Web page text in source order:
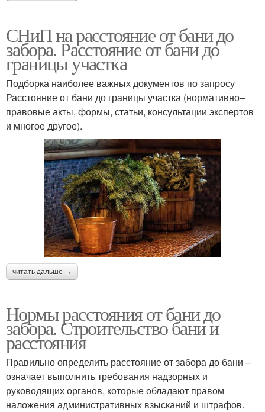
СНиП на расстояние от бани до
забора. Расстояние от бани до
границы участка
Подборка наиболее важных документов по запросу
Расстояние от бани до границы участка (нормативно–
правовые акты, формы, статьи, консультации экспертов
и многое другое).
читать дальше →
Нормы расстояния от бани до
забора. Строительство бани и
расстояния
Правильно определить расстояние от забора до бани –
означает выполнить требования надзорных и
руководящих органов, которые обладают правом
наложения административных взысканий и штрафов.